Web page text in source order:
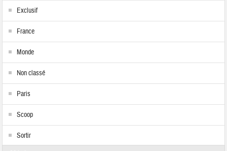
Exclusif
France
Monde
Non classé
Paris
Scoop
Sortir